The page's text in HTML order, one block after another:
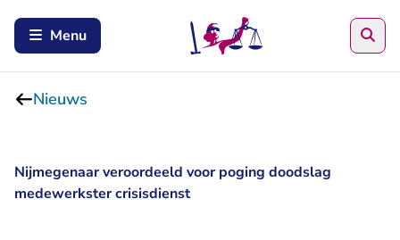
Menu
Nieuws
Nijmegenaar veroordeeld voor poging doodslag
medewerkster crisisdienst